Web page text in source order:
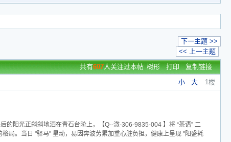
下一主题 >>
<< 上一主题
共有607人关注过本帖 树形 打印 复制链接
小 大 1楼
阳光正斜斜地洒在青石台阶上，【Q--溦-306-9835-004 】将 “茶语” 二
局。当日 "驿马" 星动，易因奔波劳累加重心脏负担，健康上呈现 "阳盛耗